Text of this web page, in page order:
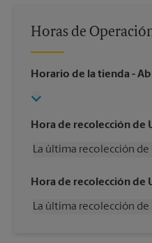
Horas de
Horario de la tienda -
Hora de recolección de
La última recolección de
Miércoles
5:00 PM
Viernes
5:00 PM
Hora de recolección de
La última recolección de